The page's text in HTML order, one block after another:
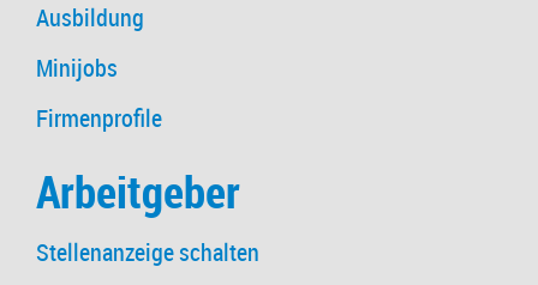
Ausbildung
Minijobs
Firmenprofile
Arbeitgeber
Stellenanzeige schalten